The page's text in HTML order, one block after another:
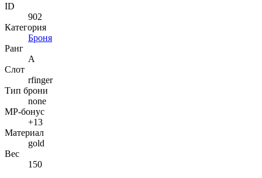
ID
902
Категория
Броня
Ранг
A
Слот
rfinger
Тип брони
none
MP-бонус
+13
Материал
gold
Вес
150